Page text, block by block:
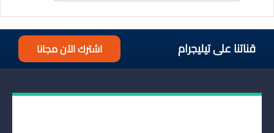
قناتنا على تيليجرام اشترك الآن مجانا